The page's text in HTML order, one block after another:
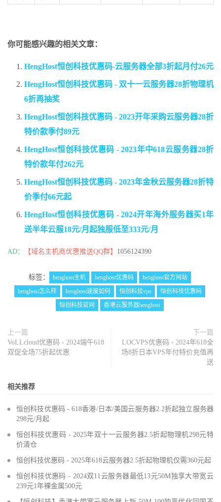
你可能感兴趣的相关文章：
HengHost恒创科技优惠码-云服务器全部3折起月付26元
HengHost恒创科技优惠码 - 双十一云服务器28折物理机
6折再抽奖
HengHost恒创科技优惠码 - 2023开年采购云服务器28折
特价款季付89元
HengHost恒创科技优惠码 - 2023年中618云服务器28折
特价款年付262元
HengHost恒创科技优惠码 - 2023年金秋云服务器28折特
价季付66元起
HengHost恒创科技优惠码 - 2024开年海外服务器买1年
送半年云服18元/月起独服低至333元/月
AD： 【域名主机商优惠推送QQ群】 1056124390
标签： henghost主机 henghost优惠码
henghost官方网站
henghost怎么样
henghost速度如何 恒创科技vps
恒创科技优惠码
恒创科技官网
香港云服务器henghost
上一篇
VoLLcloud优惠码 - 2024端午618
双促全场75折起优惠
下一篇
LOCVPS优惠码 - 2024年618全
场8折日本VPS年付特价充值再
送
相关推荐
恒创科技优惠码 - 618香港/日本/美国云服务器2.2折起独立服务器
298元/月起
恒创科技优惠码 - 2025年双十一云服务器2.5折起物理机298元特
价清仓
恒创科技优惠码 - 2025年618云服务器2.5折起物理机仅需360元起
恒创科技优惠码 - 2024双11云服务器最低13元50M独享大带宽云
239元1年裸金属500元